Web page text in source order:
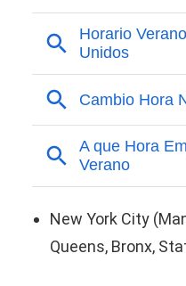
New York City
Queens, Bronx,